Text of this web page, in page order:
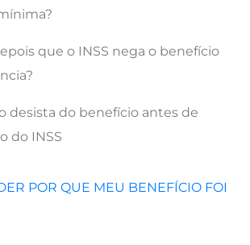
que o INSS nega o benefício
desista do benefício antes de
do INSS
POR QUE MEU BENEFÍCIO FOI